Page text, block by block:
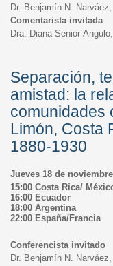
Dr. Benjamín N.
Comentarista invitada
Dra. Diana Senior-
Separación,
amistad: la
comunidades
Limón, Costa
1880-1930
Jueves 18 de
15:00 Costa Rica/
16:00 Ecuador
18:00 Argentina
22:00 España/Francia
Conferencista invitado
Dr. Benjamín N.